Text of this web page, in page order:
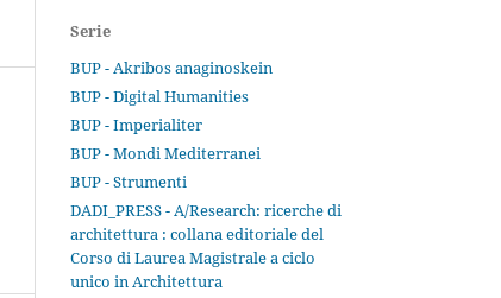
Serie
BUP - Akribos anaginoskein
BUP - Digital Humanities
BUP - Imperialiter
BUP - Mondi Mediterranei
BUP - Strumenti
DADI_PRESS - A/Research: ricerche di
architettura : collana editoriale del
Corso di Laurea Magistrale a ciclo
unico in Architettura